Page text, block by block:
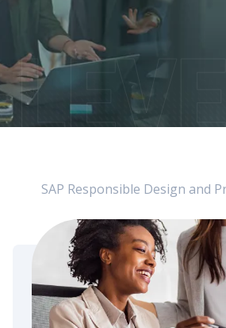
SAP Responsible Design and